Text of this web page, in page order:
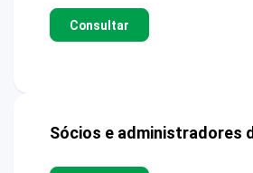
Consultar
Sócios e administradores